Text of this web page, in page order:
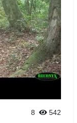
8 542